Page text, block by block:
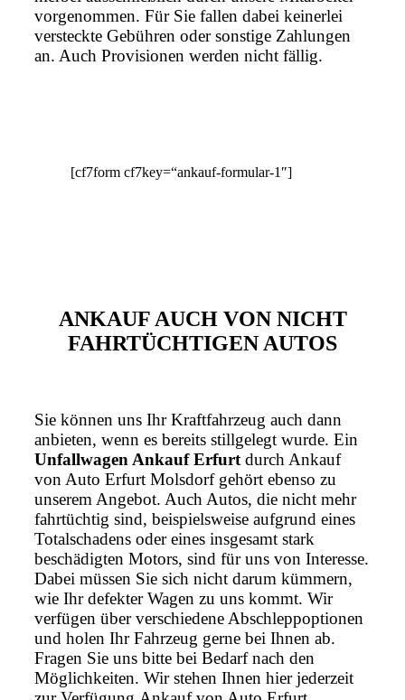
vorgenommen. Für Sie fallen dabei keinerlei
versteckte Gebühren oder sonstige Zahlungen
an. Auch Provisionen werden nicht fällig.
[cf7form cf7key=“ankauf-formular-1″]
ANKAUF AUCH VON NICHT
FAHRTÜCHTIGEN AUTOS
Sie können uns Ihr Kraftfahrzeug auch dann
anbieten, wenn es bereits stillgelegt wurde. Ein
Unfallwagen Ankauf Erfurt durch Ankauf
von Auto Erfurt Molsdorf gehört ebenso zu
unserem Angebot. Auch Autos, die nicht mehr
fahrtüchtig sind, beispielsweise aufgrund eines
Totalschadens oder eines insgesamt stark
beschädigten Motors, sind für uns von Interesse.
Dabei müssen Sie sich nicht darum kümmern,
wie Ihr defekter Wagen zu uns kommt. Wir
verfügen über verschiedene Abschleppoptionen
und holen Ihr Fahrzeug gerne bei Ihnen ab.
Fragen Sie uns bitte bei Bedarf nach den
Möglichkeiten. Wir stehen Ihnen hier jederzeit